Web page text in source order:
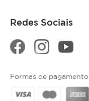
Redes Sociais
Formas de pagamento